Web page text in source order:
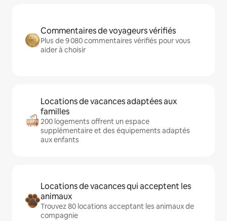
Commentaires de voyageurs vérifiés
Plus de 9 080 commentaires vérifiés pour vous
aider à choisir
Locations de vacances adaptées aux
familles
200 logements offrent un espace
supplémentaire et des équipements adaptés
aux enfants
Locations de vacances qui acceptent les
animaux
Trouvez 80 locations acceptant les animaux de
compagnie